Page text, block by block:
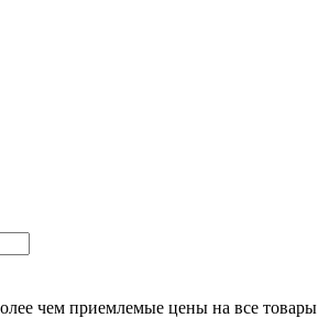
чем приемлемые цены на все товары